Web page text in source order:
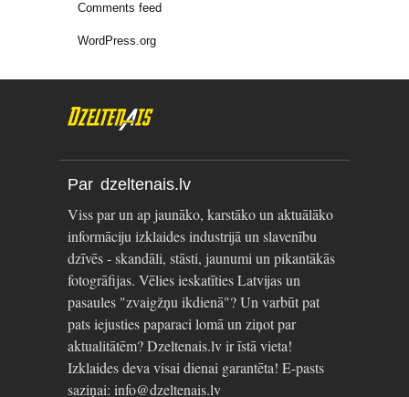
Comments feed
WordPress.org
Par dzeltenais.lv
Viss par un ap jaunāko, karstāko un aktuālāko
informāciju izklaides industrijā un slavenību
dzīvēs - skandāli, stāsti, jaunumi un pikantākās
fotogrāfijas. Vēlies ieskatīties Latvijas un
pasaules "zvaigžņu ikdienā"? Un varbūt pat
pats iejusties paparaci lomā un ziņot par
aktualitātēm? Dzeltenais.lv ir īstā vieta!
Izklaides deva visai dienai garantēta! E-pasts
saziņai: info@dzeltenais.lv